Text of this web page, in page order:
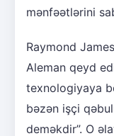
mənfəətlərini
Raymond
Aleman qeyd
texnologiyaya
bəzən işçi
deməkdir”. O